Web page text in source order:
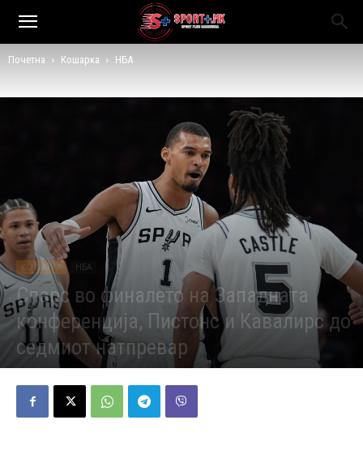
Почетна Кошарка НБА
КОШАРКА НБА
Спарс во финалето на Западната
конференција, Пистонс и Кавалирс до
седмиот натпревар
Објавено од Д.Т. - 16/05/2026 477